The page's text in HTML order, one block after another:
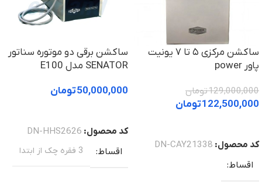
ساکشن مرکزی ۵ تا ۷ یونیت
پاور power
129,000,000تومان
122,500,000تومان
کد محصول: DN-CAY21338
اقساط
ساکشن برقی دو موتوره سناتور
SENATOR مدل E100
50,000,000تومان
کد محصول: DN-HHS2626
اقساط
3 فقره چک از ابتدا